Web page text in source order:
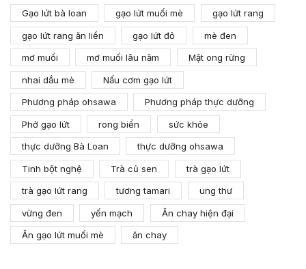
Gạo lứt bà loan gạo lứt muối mè gạo lứt rang
gạo lứt rang ăn liền gạo lứt đỏ mè đen
mơ muối mơ muối lâu năm Mật ong rừng
nhai dầu mè Nấu cơm gạo lứt
Phương pháp ohsawa Phương pháp thực dưỡng
Phở gạo lứt rong biển sức khỏe
thực dưỡng Bà Loan thực dưỡng ohsawa
Tinh bột nghệ Trà củ sen trà gạo lứt
trà gạo lứt rang tương tamari ung thư
vừng đen yến mạch Ăn chay hiện đại
Ăn gạo lứt muối mè ăn chay